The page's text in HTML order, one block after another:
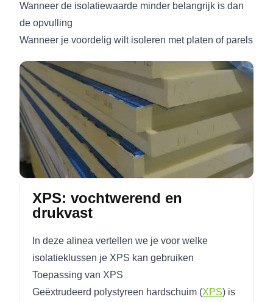
Wanneer de isolatiewaarde minder belangrijk is dan
de opvulling
Wanneer je voordelig wilt isoleren met platen of parels
XPS: vochtwerend en
drukvast
In deze alinea vertellen we je voor welke
isolatieklussen je XPS kan gebruiken
Toepassing van XPS
Geëxtrudeerd polystyreen hardschuim (XPS) is